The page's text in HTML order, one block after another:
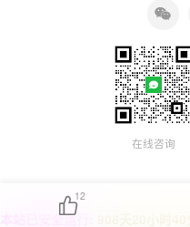
在线咨询
12
本站已安全运行: 908天20小时40